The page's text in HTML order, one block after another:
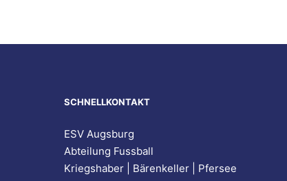
SCHNELLKONTAKT
ESV Augsburg
Abteilung Fussball
Kriegshaber | Bärenkeller | Pfersee